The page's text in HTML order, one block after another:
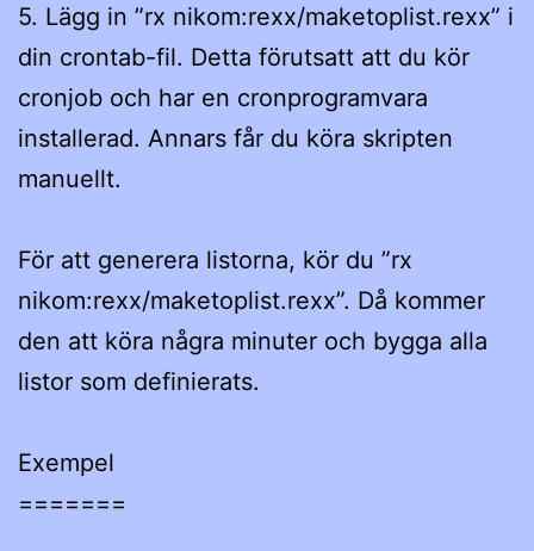
5. Lägg in ”rx nikom:rexx/maketoplist.rexx” i
din crontab-fil. Detta förutsatt att du kör
cronjob och har en cronprogramvara
installerad. Annars får du köra skripten
manuellt.
För att generera listorna, kör du ”rx
nikom:rexx/maketoplist.rexx”. Då kommer
den att köra några minuter och bygga alla
listor som definierats.
Exempel
=======